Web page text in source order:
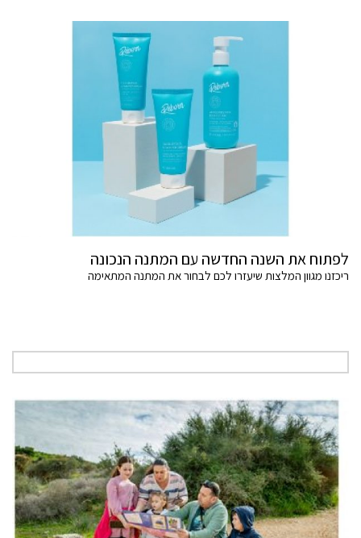
לפתוח את השנה החדשה עם המתנה הנכונה
ריכזנו מגוון המלצות שיעזרו לכם לבחור את המתנה המתאימה